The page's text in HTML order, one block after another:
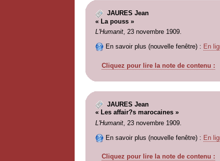
JAURES Jean
« La pouss »
L'Humanit, 23 novembre 1909.
En savoir plus (nouvelle fenêtre) : En
Cliquez pour lire la note de contenu :
JAURES Jean
« Les affair?s marocaines »
L'Humanit, 23 novembre 1909.
En savoir plus (nouvelle fenêtre) : En
Cliquez pour lire la note de contenu :